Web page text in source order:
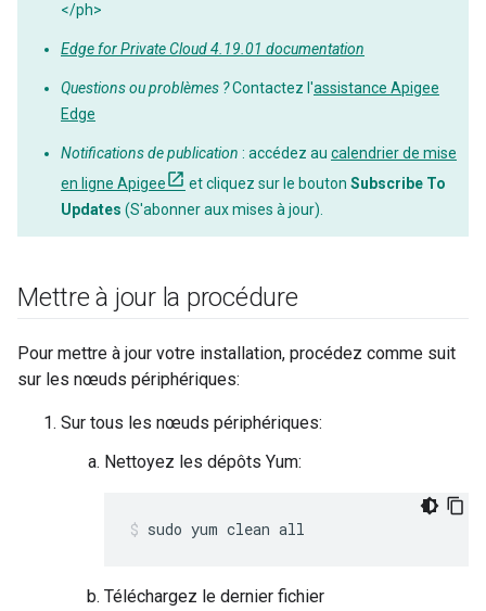
</ph>
Edge for Private Cloud 4.19.01 documentation
Questions ou problèmes ?Contactez l'assistance Apigee
Edge
Notifications de publication : accédez au calendrier de mise
en ligne Apigee
et cliquez sur le bouton Subscribe To
Updates (S'abonner aux mises à jour).
Mettre à jour la procédure
Pour mettre à jour votre installation, procédez comme suit
sur les nœuds périphériques:
Sur tous les nœuds périphériques:
Nettoyez les dépôts Yum:
sudo yum clean all
Téléchargez le dernier fichier